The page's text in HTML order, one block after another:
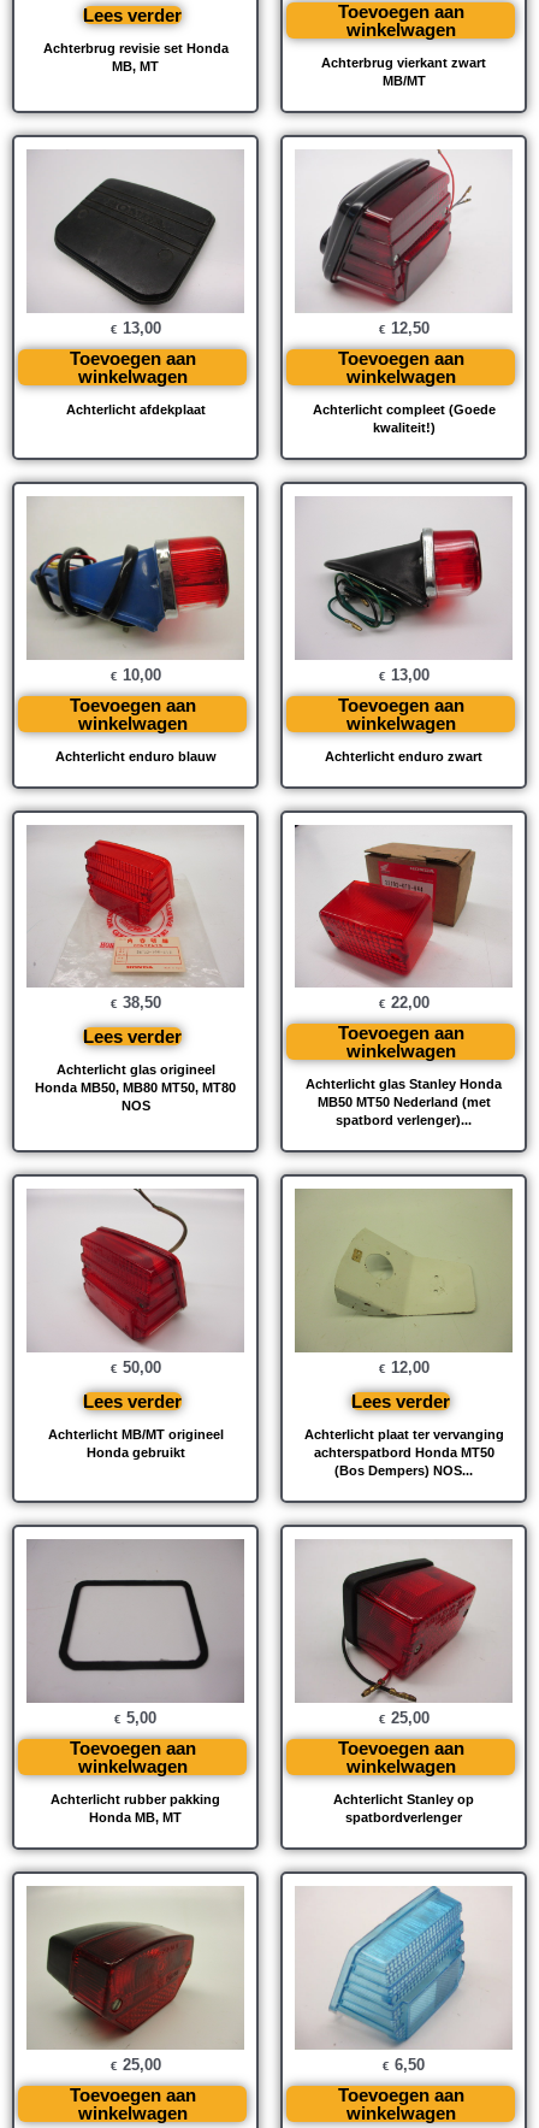
Achterbrug revisie set Honda
MB, MT
Lees verder
Achterbrug vierkant zwart
MB/MT
Toevoegen aan
winkelwagen
Achterlicht afdekplaat
€ 13,00
Toevoegen aan
winkelwagen
Achterlicht compleet (Goede
kwaliteit!)
€ 12,50
Toevoegen aan
winkelwagen
Achterlicht enduro blauw
€ 10,00
Toevoegen aan
winkelwagen
Achterlicht enduro zwart
€ 13,00
Toevoegen aan
winkelwagen
Achterlicht glas origineel
Honda MB50, MB80 MT50, MT80
NOS
€ 38,50
Lees verder
Achterlicht glas Stanley Honda
MB50 MT50 Nederland (met
spatbord verlenger)...
€ 22,00
Toevoegen aan
winkelwagen
Achterlicht MB/MT origineel
Honda gebruikt
€ 50,00
Lees verder
Achterlicht plaat ter vervanging
achterspatbord Honda MT50
(Bos Dempers) NOS...
€ 12,00
Lees verder
Achterlicht rubber pakking
Honda MB, MT
€ 5,00
Toevoegen aan
winkelwagen
Achterlicht Stanley op
spatbordverlenger
€ 25,00
Toevoegen aan
winkelwagen
€ 25,00
Toevoegen aan
winkelwagen
€ 6,50
Toevoegen aan
winkelwagen